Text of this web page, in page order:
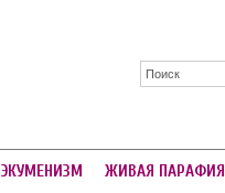
ЭКУМЕНИЗМ ЖИВАЯ ПАРАФИЯ